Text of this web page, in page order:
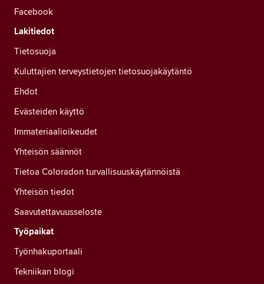
Facebook
Lakitiedot
Tietosuoja
Kuluttajien terveystietojen tietosuojakäytäntö
Ehdot
Evästeiden käyttö
Immateriaalioikeudet
Yhteisön säännöt
Tietoa Coloradon turvallisuuskäytännöistä
Yhteisön tiedot
Saavutettavuusseloste
Työpaikat
Työnhakuportaali
Tekniikan blogi